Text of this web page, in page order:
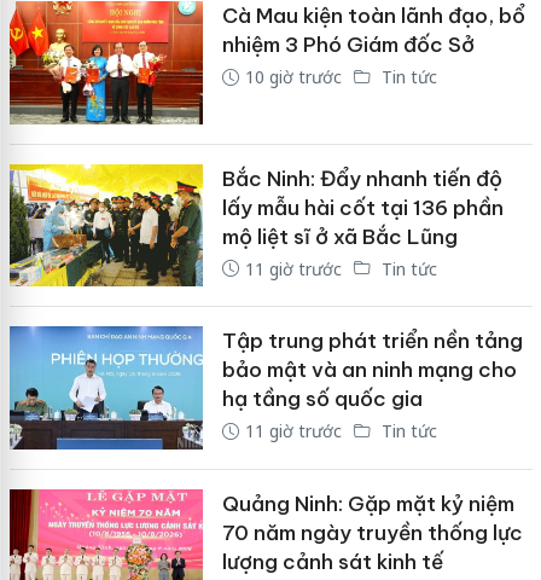
Cà Mau kiện toàn lãnh đạo, bổ
nhiệm 3 Phó Giám đốc Sở
10 giờ trước Tin tức
Bắc Ninh: Đẩy nhanh tiến độ
lấy mẫu hài cốt tại 136 phần
mộ liệt sĩ ở xã Bắc Lũng
11 giờ trước Tin tức
Tập trung phát triển nền tảng
bảo mật và an ninh mạng cho
hạ tầng số quốc gia
11 giờ trước Tin tức
Quảng Ninh: Gặp mặt kỷ niệm
70 năm ngày truyền thống lực
lượng cảnh sát kinh tế